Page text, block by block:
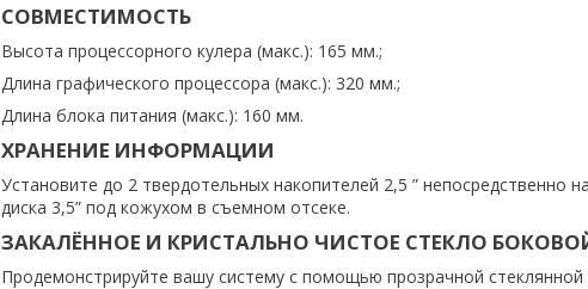
СОВМЕСТИМОСТЬ
Высота процессорного кулера (макс.): 165 мм.;
Длина графического процессора (макс.): 320 мм.;
Длина блока питания (макс.): 160 мм.
ХРАНЕНИЕ ИНФОРМАЦИИ
Установите до 2 твердотельных накопителей 2,5 ” непосредственно
диска 3,5” под кожухом в съемном отсеке.
ЗАКАЛЁННОЕ И КРИСТАЛЬНО ЧИСТОЕ СТЕКЛО
Продемонстрируйте вашу систему с помощью прозрачной стеклянной